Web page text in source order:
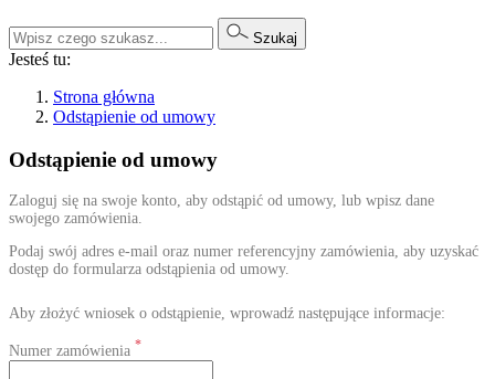
Szukaj
Jesteś tu:
Strona główna
Odstąpienie od umowy
Odstąpienie od umowy
Zaloguj się na swoje konto, aby odstąpić od umowy, lub wpisz dane
swojego zamówienia.
Podaj swój adres e-mail oraz numer referencyjny zamówienia, aby uzyskać
dostęp do formularza odstąpienia od umowy.
Aby złożyć wniosek o odstąpienie, wprowadź następujące informacje:
Numer zamówienia *